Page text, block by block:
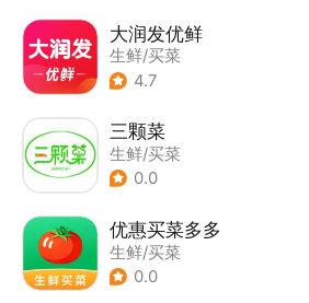
大润发优鲜
生鲜/买菜
4.7
三颗菜
生鲜/买菜
0.0
优惠买菜多多
生鲜/买菜
0.0